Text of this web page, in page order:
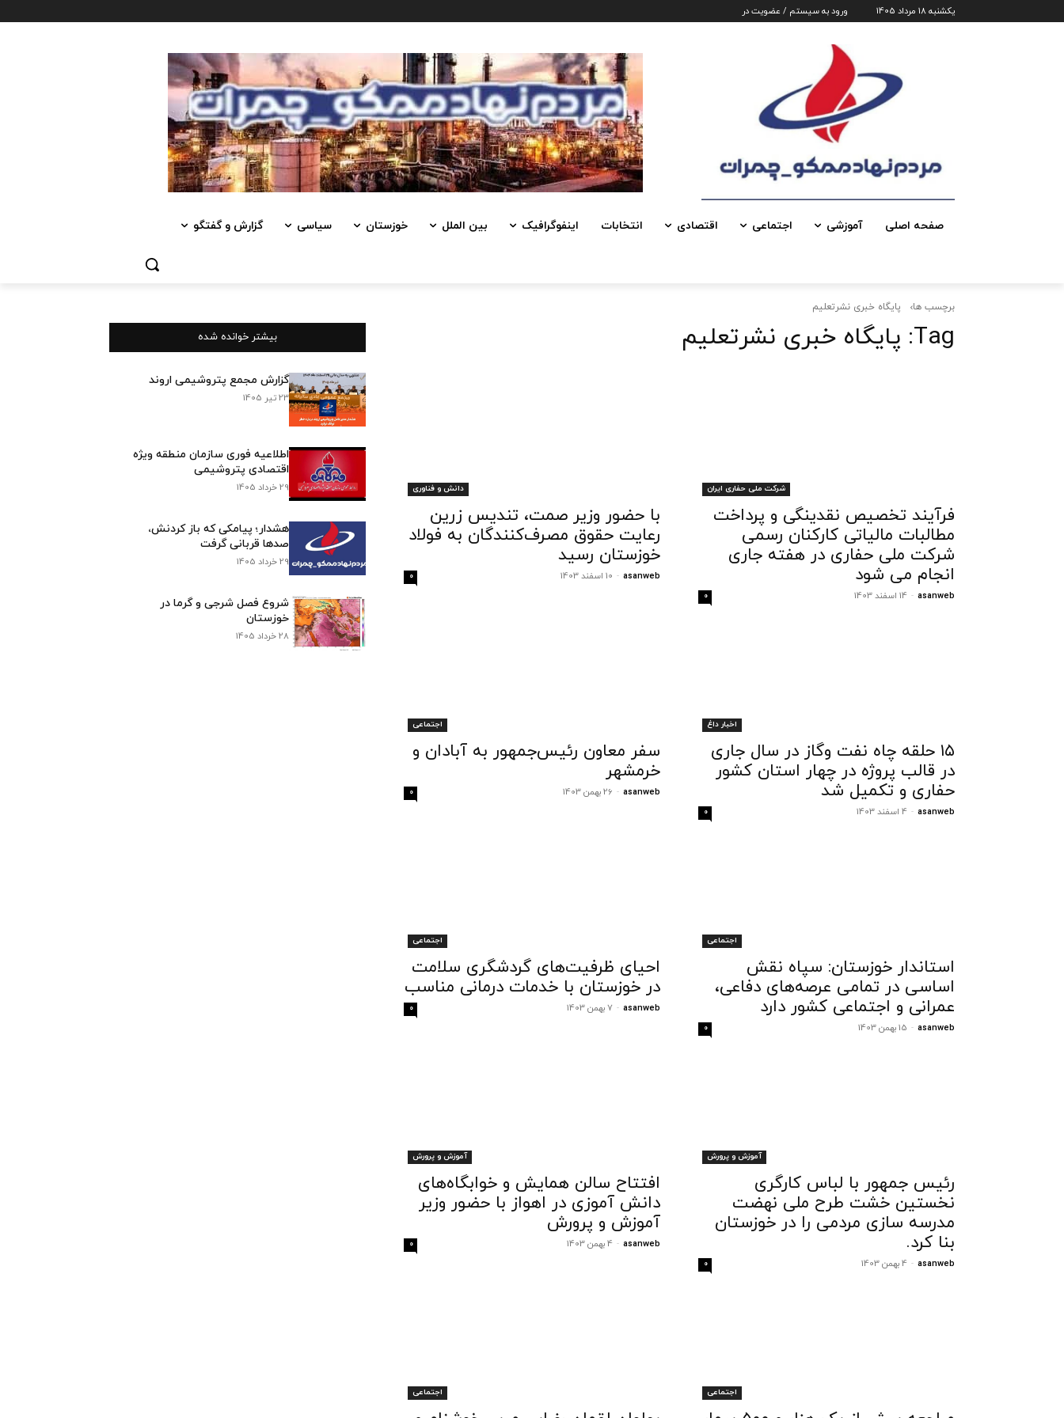
یکشنبه 18 مرداد 1405 ورود به سیستم / عضویت در
صفحه اصلی آموزشی اجتماعی اقتصادی انتخابات اینفوگرافیک بین الملل خوزستان سیاسی گزارش و گفتگو
برچسب ها پایگاه خبری نشرتعلیم
Tag: پایگاه خبری نشرتعلیم
شرکت ملی حفاری ایران
فرآیند تخصیص نقدینگی و پرداخت
مطالبات مالیاتی کارکنان رسمی
شرکت ملی حفاری در هفته جاری
انجام می شود
asanweb
- 14 اسفند 1403 0
دانش و فناوری
با حضور وزیر صمت، تندیس زرین
رعایت حقوق مصرف‌کنندگان به فولاد
خوزستان رسید
asanweb
- 10 اسفند 1403 0
اخبار داغ
۱۵ حلقه چاه نفت وگاز در سال جاری
در قالب پروژه در چهار استان کشور
حفاری و تکمیل شد
asanweb
- 4 اسفند 1403 0
اجتماعی
سفر معاون رئیس‌جمهور به آبادان و
خرمشهر
asanweb
- 26 بهمن 1403 0
اجتماعی
استاندار خوزستان: سپاه نقش
اساسی در تمامی عرصه‌های دفاعی،
عمرانی و اجتماعی کشور دارد
asanweb
- 15 بهمن 1403 0
اجتماعی
احیای ظرفیت‌های گردشگری سلامت
در خوزستان با خدمات درمانی مناسب
asanweb
- 7 بهمن 1403 0
آموزش و پرورش
رئیس جمهور با لباس کارگری
نخستین خشت طرح ملی نهضت
مدرسه سازی مردمی را در خوزستان
بنا کرد.
asanweb
- 4 بهمن 1403 0
آموزش و پرورش
افتتاح سالن همایش و خوابگاه‌های
دانش آموزی در اهواز با حضور وزیر
آموزش و پرورش
asanweb
- 4 بهمن 1403 0
اجتماعی اجتماعی
بیشتر خوانده شده
گزارش مجمع پتروشیمی اروند
23 تیر 1405
اطلاعیه فوری سازمان منطقه ویژه
اقتصادی پتروشیمی
29 خرداد 1405
هشدار؛ پیامکی که باز کردنش،
صدها قربانی گرفت
29 خرداد 1405
شروع فصل شرجی و گرما در
خوزستان
28 خرداد 1405